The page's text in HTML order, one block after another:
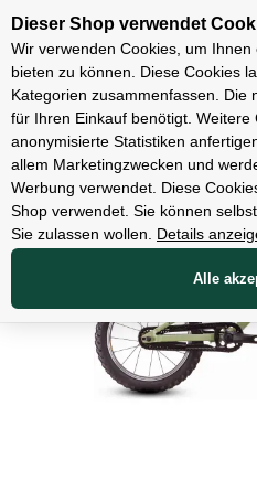
Unsere
Fahrräder
Dieser Shop verwendet
Wir verwenden Cookies, um
bieten zu können. Diese Cookies
Kategorien zusammenfassen. Die
für Ihren Einkauf benötigt. Weitere
anonymisierte Statistiken
allem Marketingzwecken und
Werbung verwendet. Diese
Shop verwendet. Sie können
Sie zulassen wollen.
Details
Alle